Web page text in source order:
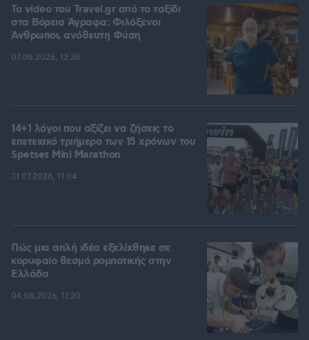
To video του Travel.gr από το ταξίδι
στα Βόρεια Άγραφα: Φιλόξενοι
Άνθρωποι, ανόθευτη Φύση
07.08.2026, 12:38
14+1 λόγοι που αξίζει να ζήσεις το
επετειακό τριήμερο των 15 χρόνων του
Spetses Mini Marathon
31.07.2026, 11:04
Πώς μια απλή ιδέα εξελίχθηκε σε
κορυφαίο θεσμό ρομποτικής στην
Ελλάδα
04.08.2026, 11:20